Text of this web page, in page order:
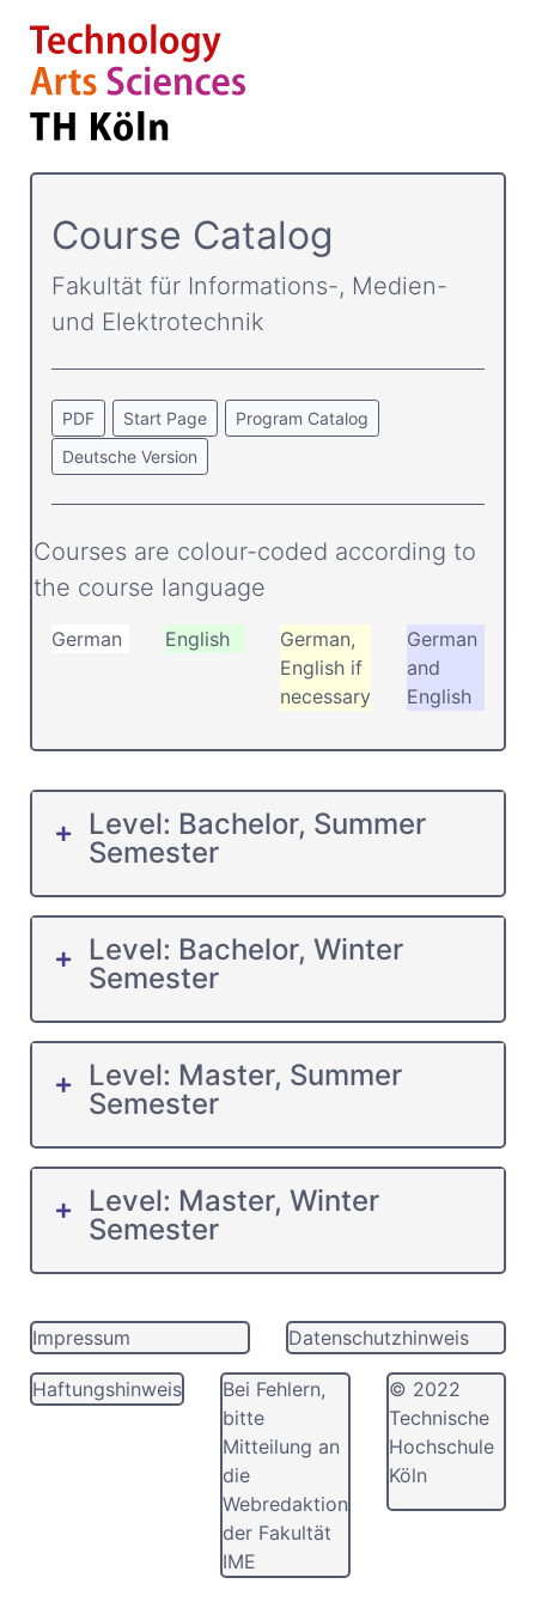
Course Catalog
Fakultät für Informations-, Medien-
und Elektrotechnik
PDF Start Page
Program Catalog
Deutsche Version
Courses are colour-coded according to
the course language
German English
German,
English if
necessary
German
and
English
Level: Bachelor, Summer
Semester
Level: Bachelor, Winter
Semester
Level: Master, Summer
Semester
Level: Master, Winter
Semester
Impressum Datenschutzhinweis
Haftungshinweis
Bei Fehlern,
bitte
Mitteilung an
die
Webredaktion
der Fakultät
IME
© 2022
Technische
Hochschule
Köln